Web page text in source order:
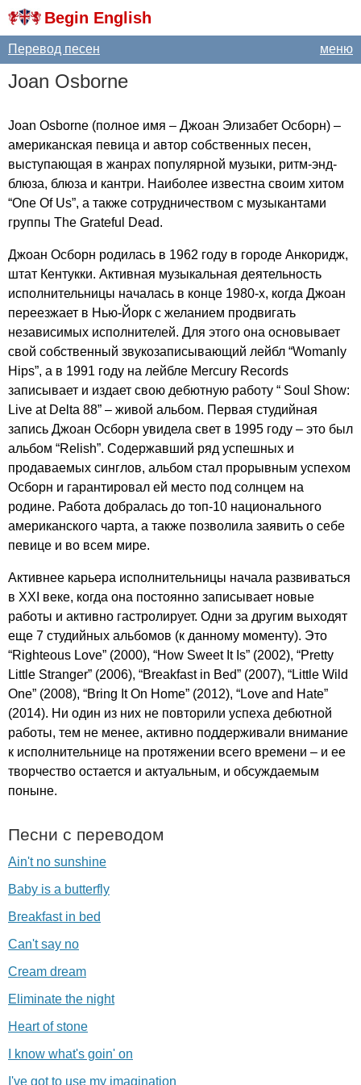
Begin English
меню
Перевод песен
Joan Osborne
Joan Osborne (полное имя – Джоан Элизабет Осборн) –
американская певица и автор собственных песен,
выступающая в жанрах популярной музыки, ритм-энд-
блюза, блюза и кантри. Наиболее известна своим хитом
“One Of Us”, а также сотрудничеством с музыкантами
группы The Grateful Dead.
Джоан Осборн родилась в 1962 году в городе Анкоридж,
штат Кентукки. Активная музыкальная деятельность
исполнительницы началась в конце 1980-х, когда Джоан
переезжает в Нью-Йорк с желанием продвигать
независимых исполнителей. Для этого она основывает
свой собственный звукозаписывающий лейбл “Womanly
Hips”, а в 1991 году на лейбле Mercury Records
записывает и издает свою дебютную работу “ Soul Show:
Live at Delta 88” – живой альбом. Первая студийная
запись Джоан Осборн увидела свет в 1995 году – это был
альбом “Relish”. Содержавший ряд успешных и
продаваемых синглов, альбом стал прорывным успехом
Осборн и гарантировал ей место под солнцем на
родине. Работа добралась до топ-10 национального
американского чарта, а также позволила заявить о себе
певице и во всем мире.
Активнее карьера исполнительницы начала развиваться
в ХХ веке, когда она постоянно записывает новые
работы и активно гастролирует. Одни за другим выходят
еще 7 студийных альбомов (к данному моменту). Это
“Righteous Love” (2000), “How Sweet It Is” (2002), “Pretty
Little Stranger” (2006), “Breakfast in Bed” (2007), “Little Wild
One” (2008), “Bring It On Home” (2012), “Love and Hate”
(2014). Ни один из них не повторили успеха дебютной
работы, тем не менее, активно поддерживали внимание
к исполнительнице на протяжении всего времени – и ее
творчество остается и актуальным, и обсуждаемым
поныне.
Песни с переводом
Ain't no sunshine
Baby is a butterfly
Breakfast in bed
Can't say no
Cream dream
Eliminate the night
Heart of stone
I know what's goin' on
I've got to use my imagination